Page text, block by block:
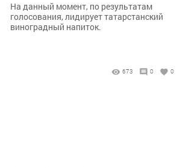
На данный момент, по результатам
голосования, лидирует татарстанский
виноградный напиток.
673 0 0